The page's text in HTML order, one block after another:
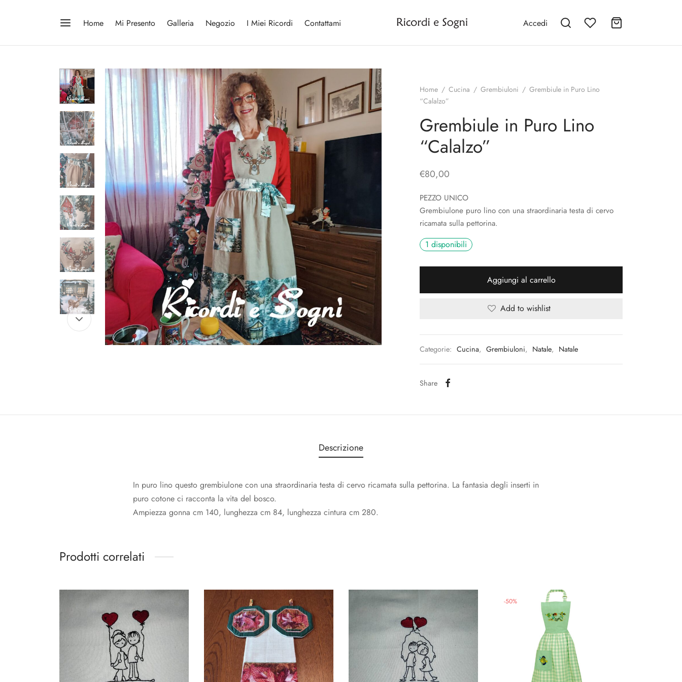
Home Mi Presento Galleria Negozio I Miei Ricordi Contattami Accedi
Home / Cucina / Grembiuloni / Grembiule in Puro Lino
“Calalzo”
Grembiule in Puro Lino
“Calalzo”
€80,00
PEZZO UNICO
Grembiulone puro lino con una straordinaria testa di cervo
ricamata sulla pettorina.
1 disponibili
Aggiungi al carrello
Add to wishlist
Categorie: Cucina, Grembiuloni, Natale, Natale
Share
Descrizione
In puro lino questo grembiulone con una straordinaria testa di cervo ricamata sulla pettorina. La fantasia degli inserti in
puro cotone ci racconta la vita del bosco.
Ampiezza gonna cm 140, lunghezza cm 84, lunghezza cintura cm 280.
Prodotti correlati
-50%